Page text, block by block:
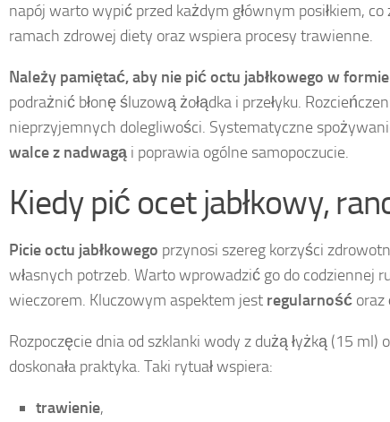
napój warto wypić przed każdym głównym posiłkiem,
ramach zdrowej diety oraz wspiera procesy trawienne.
Należy pamiętać, aby nie pić octu jabłkowego w
podrażnić błonę śluzową żołądka i przełyku.
nieprzyjemnych dolegliwości. Systematyczne
walce z nadwagą i poprawia ogólne samopoczucie.
Kiedy pić ocet jabłkowy,
Picie octu jabłkowego przynosi szereg korzyści
własnych potrzeb. Warto wprowadzić go do codziennej
wieczorem. Kluczowym aspektem jest regularność oraz
Rozpoczęcie dnia od szklanki wody z dużą łyżką (15 ml)
doskonała praktyka. Taki rytuał wspiera:
trawienie,